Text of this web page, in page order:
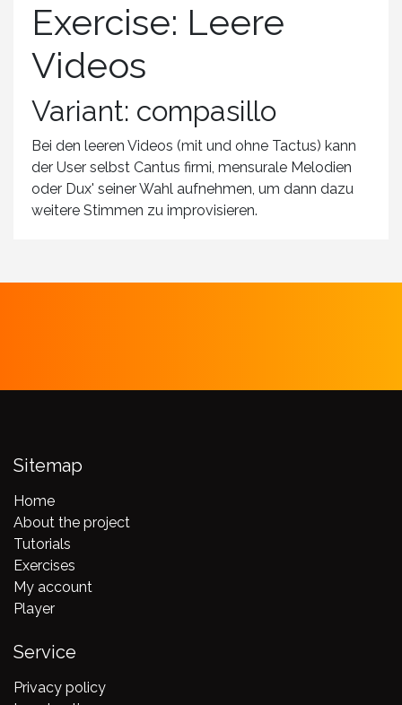
Exercise: Leere
Videos
Variant: compasillo
Bei den leeren Videos (mit und ohne Tactus) kann
der User selbst Cantus firmi, mensurale Melodien
oder Dux' seiner Wahl aufnehmen, um dann dazu
weitere Stimmen zu improvisieren.
Sitemap
Home
About the project
Tutorials
Exercises
My account
Player
Service
Privacy policy